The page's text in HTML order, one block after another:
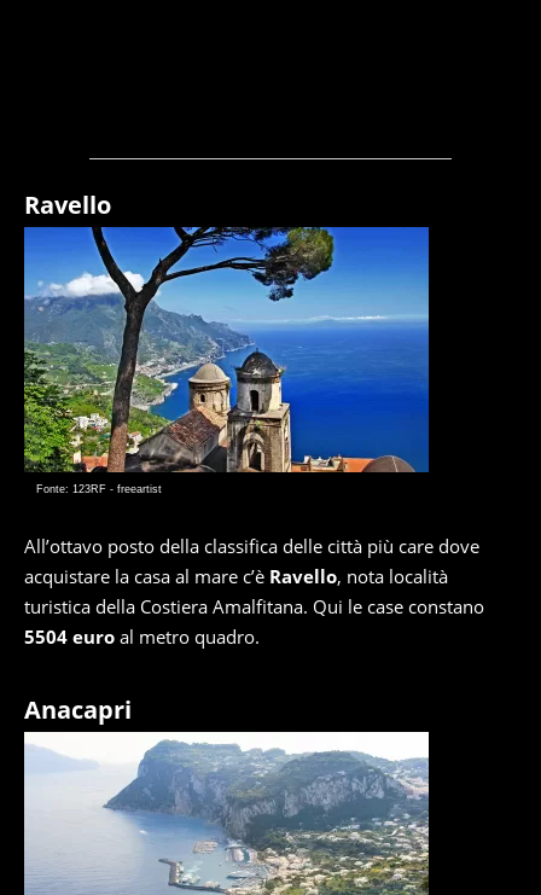
Ravello
Fonte: 123RF - freeartist
All’ottavo posto della classifica delle città più care dove
acquistare la casa al mare c’è Ravello, nota località
turistica della Costiera Amalfitana. Qui le case constano
5504 euro al metro quadro.
Anacapri